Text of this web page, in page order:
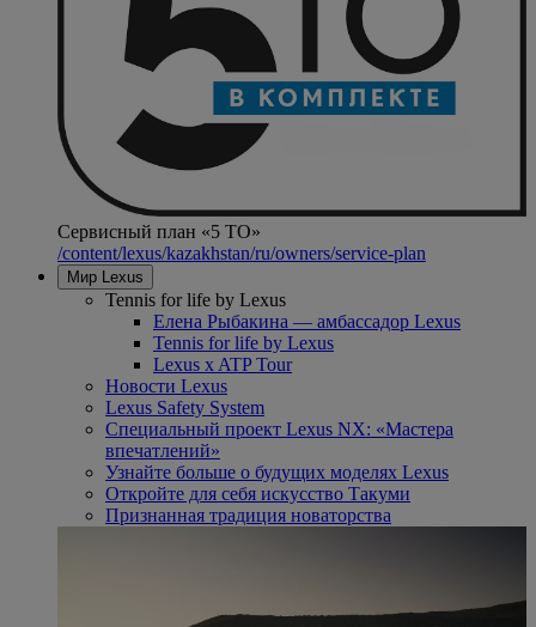
Сервисный план «5 ТО»
/content/lexus/kazakhstan/ru/owners/service-plan
Мир Lexus
Tennis for life by Lexus
Елена Рыбакина — амбассадор Lexus
Tennis for life by Lexus
Lexus x ATP Tour
Новости Lexus
Lexus Safety System
Специальный проект Lexus NX: «Мастера
впечатлений»
Узнайте больше о будущих моделях Lexus
Откройте для себя искусство Такуми
Признанная традиция новаторства